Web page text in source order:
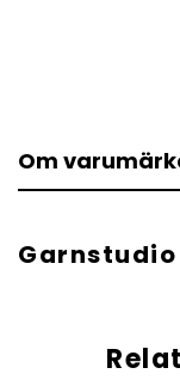
Om
Garnstudio